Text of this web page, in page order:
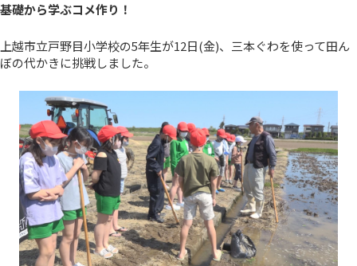
基礎から学ぶコメ作り！
上越市立戸野目小学校の5年生が12日(金)、三本ぐわを使って田ん
ぼの代かきに挑戦しました。